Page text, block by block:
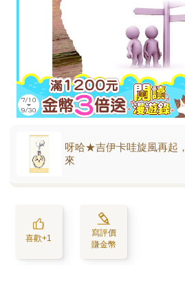
呀哈★吉伊卡哇旋風再起
來
喜歡+1
寫評價
賺金幣